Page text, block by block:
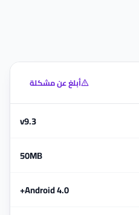
أبلغ عن مشكلة
v9.3
50MB
Android 4.0+